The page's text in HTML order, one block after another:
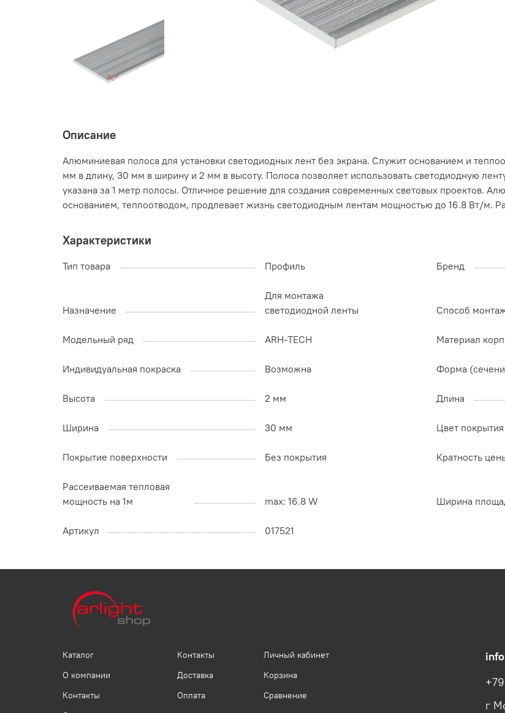
Описание
Алюминиевая полоса для установки светодиодных лент без экрана. Служит основанием и
мм в длину, 30 мм в ширину и 2 мм в высоту. Полоса позволяет использовать светодиодную
указана за 1 метр полосы. Отличное решение для создания современных световых проектов.
основанием, теплоотводом, продлевает жизнь светодиодным лентам мощностью до 16.8 Вт/м.
Характеристики
Тип товара Профиль Бренд
Назначение
Для монтажа
светодиодной ленты
Способ
Модельный ряд ARH-TECH Материал
Индивидуальная покраска Возможна Форма
Высота 2 мм Длина
Ширина 30 мм Цвет покрытия
Покрытие поверхности Без покрытия Кратность
Рассеиваемая тепловая
мощность на 1м
max: 16.8 W Ширина
Артикул 017521
Каталог
О компании
Контакты
Контакты
Доставка
Оплата
Личный кабинет
Корзина
Сравнение
г